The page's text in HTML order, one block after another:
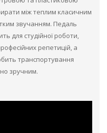
між теплим класичним
звучанням. Педаль
для студійної роботи,
репетицій, а
транспортування
зручним.